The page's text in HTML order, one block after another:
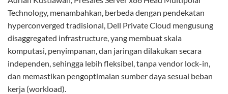
Technology, menambahkan, berbeda dengan pendekatan
hyperconverged tradisional, Dell Private Cloud mengusung
disaggregated infrastructure, yang membuat skala
komputasi, penyimpanan, dan jaringan dilakukan secara
independen, sehingga lebih fleksibel, tanpa vendor lock-in,
dan memastikan pengoptimalan sumber daya sesuai beban
kerja (workload).